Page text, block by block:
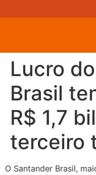
Lucro
Brasil
R$ 1,7
terceiro
O Santander Brasil,